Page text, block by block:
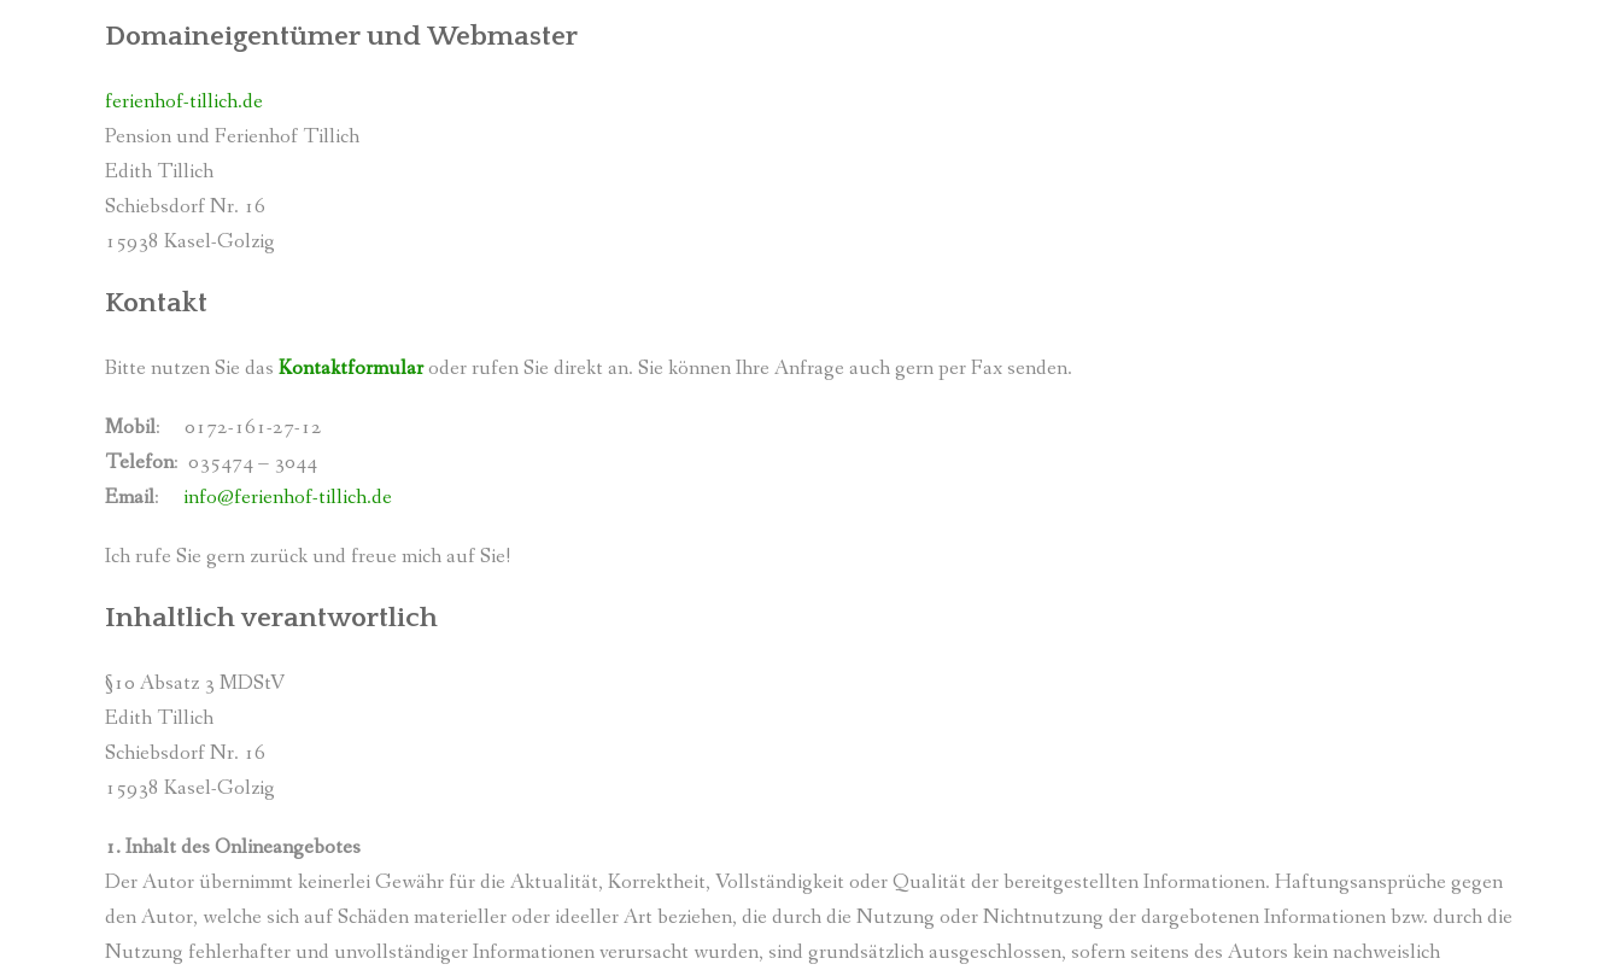
FERIENWOHNUNG 5
Domaineigentümer und Webmaster
ferienhof-tillich.de
Pension und Ferienhof Tillich
Edith Tillich
Schiebsdorf Nr. 16
15938 Kasel-Golzig
Kontakt
Bitte nutzen Sie das Kontaktformularoder rufen Sie direkt an. Sie können Ihre Anfrage auch gern per Fax senden.
Mobil: ‭0172-161-27-12‬
Telefon: 035474 – 3044
Email: info@ferienhof-tillich.de
Ich rufe Sie gern zurück und freue mich auf Sie!
Inhaltlich verantwortlich
§10 Absatz 3 MDStV
Edith Tillich
Schiebsdorf Nr. 16
15938 Kasel-Golzig
1. Inhalt des Onlineangebotes
Der Autor übernimmt keinerlei Gewähr für die Aktualität, Korrektheit, Vollständigkeit oder Qualität der bereitgestellten Informationen. Haftungsansprüche gegen
den Autor, welche sich auf Schäden materieller oder ideeller Art beziehen, die durch die Nutzung oder Nichtnutzung der dargebotenen Informationen bzw. durch die
Nutzung fehlerhafter und unvollständiger Informationen verursacht wurden, sind grundsätzlich ausgeschlossen, sofern seitens des Autors kein nachweislich